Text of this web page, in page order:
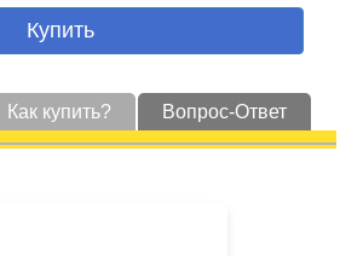
Купить
Как купить? Вопрос-Ответ